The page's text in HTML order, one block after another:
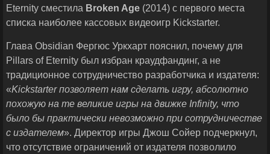
Eternity сместила Broken Age (2014) с первого места
списка наиболее кассовых видеоигр Kickstarter.
Глава Obsidian Фергюс Уркхарт пояснил, почему для
Pillars of Eternity был избран краудфандинг, а не
традиционное сотрудничество разработчика и издателя:
«Kickstarterпозволяет нам сделать игру, абсолютно
похожую на те великие игры на движке Infinity, что
было бы практически невозможно при сотрудничестве
с издателем». Директор игры Джош Сойер подчеркнул,
что отсутствие ограничений от издателя позволило